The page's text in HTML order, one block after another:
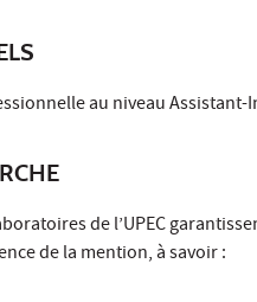
au niveau
de l’UPEC
de la mention, à savoir :